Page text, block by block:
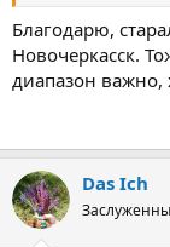
Благодарю,
Новочеркасск.
диапазон
Das Ich